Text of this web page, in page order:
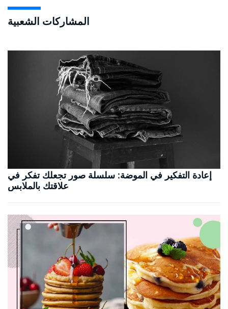
المشاركات الشعبية
إعادة التفكير في الموضة: سلسلة صور تجعلك تفكر في
علاقتك بالملابس